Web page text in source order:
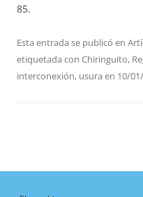
85.
Esta entrada se publicó en
etiquetada con Chiringuito,
interconexión, usura en 10/